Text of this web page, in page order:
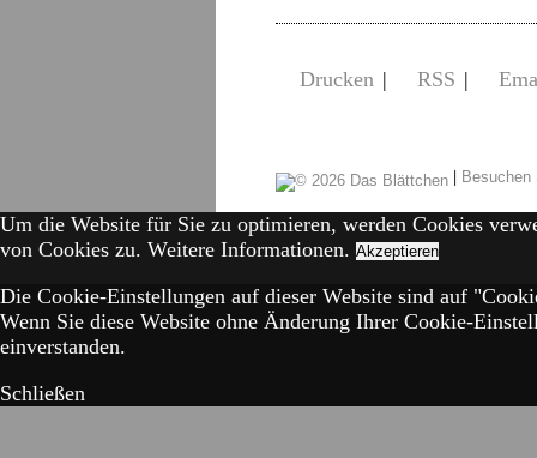
Drucken | RSS |
|
Um die Website für Sie zu optimieren, werden Cookies
von Cookies zu. Weitere Informationen. Akzeptieren
Die Cookie-Einstellungen auf dieser Website sind auf
Wenn Sie diese Website ohne Änderung Ihrer Cookie-
einverstanden.
Schließen